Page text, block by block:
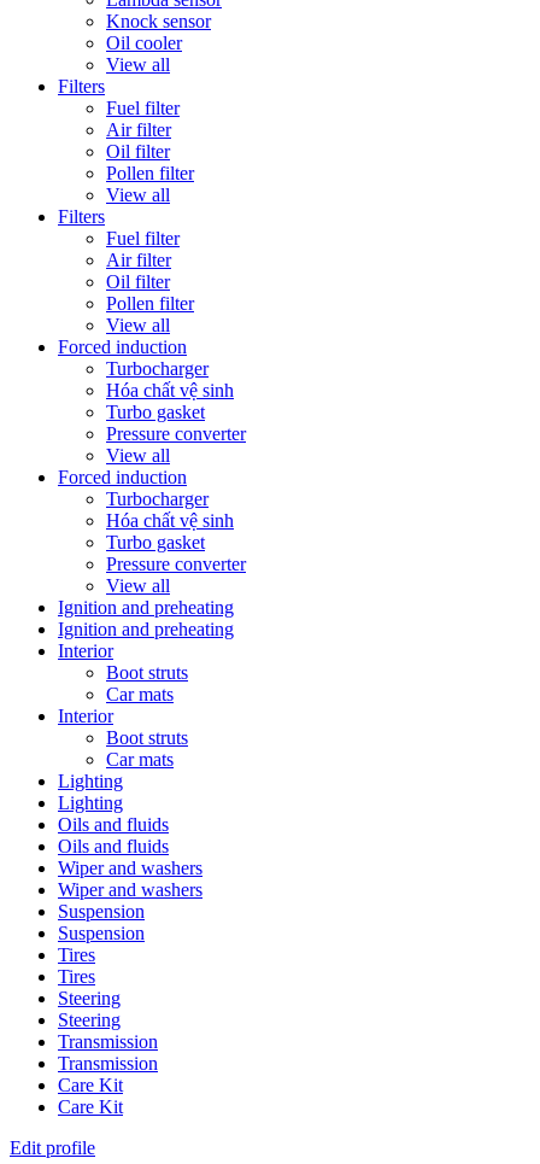
Knock sensor
Oil cooler
View all
Filters
Fuel filter
Air filter
Oil filter
Pollen filter
View all
Filters
Fuel filter
Air filter
Oil filter
Pollen filter
View all
Forced induction
Turbocharger
Hóa chất vệ sinh
Turbo gasket
Pressure converter
View all
Forced induction
Turbocharger
Hóa chất vệ sinh
Turbo gasket
Pressure converter
View all
Ignition and preheating
Ignition and preheating
Interior
Boot struts
Car mats
Interior
Boot struts
Car mats
Lighting
Lighting
Oils and fluids
Oils and fluids
Wiper and washers
Wiper and washers
Suspension
Suspension
Tires
Tires
Steering
Steering
Transmission
Transmission
Care Kit
Care Kit
Edit profile